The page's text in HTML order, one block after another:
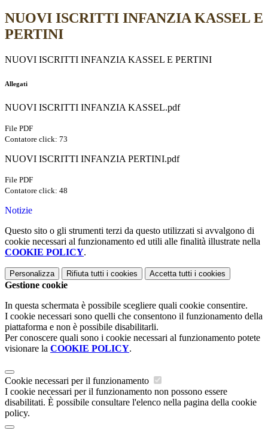
NUOVI ISCRITTI INFANZIA KASSEL E
PERTINI
NUOVI ISCRITTI INFANZIA KASSEL E PERTINI
Allegati
NUOVI ISCRITTI INFANZIA KASSEL.pdf
File PDF
Contatore click: 73
NUOVI ISCRITTI INFANZIA PERTINI.pdf
File PDF
Contatore click: 48
Notizie
Questo sito o gli strumenti terzi da questo utilizzati si avvalgono di
cookie necessari al funzionamento ed utili alle finalità illustrate nella
COOKIE POLICY.
Personalizza Rifiuta tutti i cookies Accetta tutti i cookies
Gestione cookie
In questa schermata è possibile scegliere quali cookie consentire.
I cookie necessari sono quelli che consentono il funzionamento della
piattaforma e non è possibile disabilitarli.
Per conoscere quali sono i cookie necessari al funzionamento potete
visionare la COOKIE POLICY.
Cookie necessari per il funzionamento
I cookie necessari per il funzionamento non possono essere
disabilitati. È possibile consultare l'elenco nella pagina della cookie
policy.